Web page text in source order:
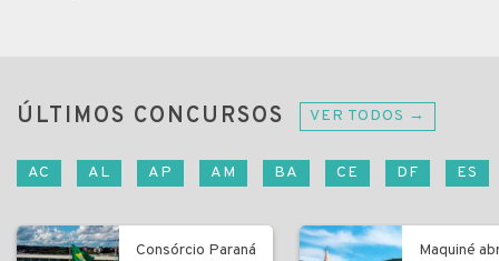
ÚLTIMOS CONCURSOS VER TODOS →
AC AL AP AM BA CE DF ES
Consórcio Paraná
Maquiné